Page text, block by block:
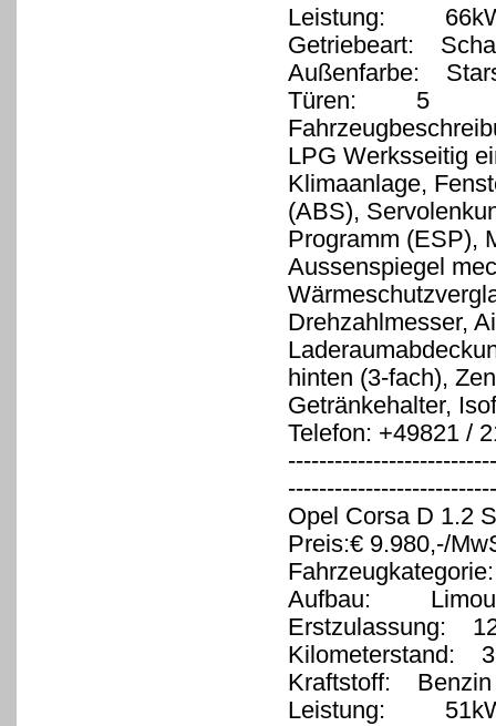
Leistung:
Getriebeart:
Außenfarbe:
Türen: 5
LPG Werksseitig
Klimaanlage,
(ABS),
Programm (ESP),
Aussenspiegel
Drehzahlmesser,
hinten (3-fach),
Getränkehalter,
Telefon: +49821 /
Opel Corsa D 1.2
Preis:€ 9.980,-/
Aufbau:
Erstzulassung:
Kilometerstand:
Kraftstoff: Benzin
Leistung: